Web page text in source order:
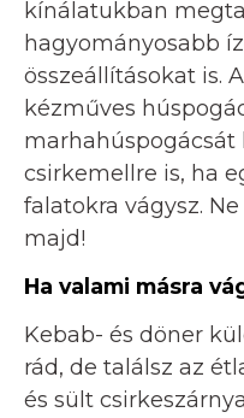
kínálatukban
hagyományosabb
összeállításokat is.
kézműves
csirkemellre is, ha
falatokra vágysz.
majd!
Ha valami másra
Kebab- és döner
rád, de találsz az
és sült